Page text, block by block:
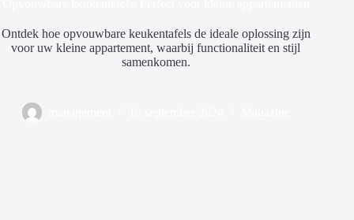
Ontdek hoe opvouwbare keukentafels de ideale oplossing zijn
voor uw kleine appartement, waarbij functionaliteit en stijl
samenkomen.